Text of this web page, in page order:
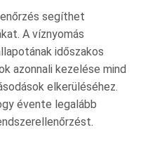
segíthet
A víznyomás
időszakos
azonnali kezelése mind
elkerüléséhez.
évente legalább